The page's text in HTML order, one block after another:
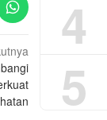
4
5